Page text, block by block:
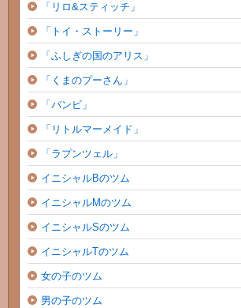
「リロ&スティッチ」
「トイ・ストーリー」
「ふしぎの国のアリス」
「くまのプーさん」
「バンビ」
「リトルマーメイド」
「ラプンツェル」
イニシャルBのツム
イニシャルMのツム
イニシャルSのツム
イニシャルTのツム
女の子のツム
男の子のツム